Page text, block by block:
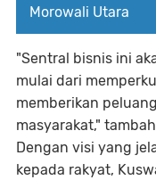
Morowali Utara
"Sentral bisnis ini
mulai dari
memberikan
masyarakat,"
Dengan visi yang
kepada rakyat,